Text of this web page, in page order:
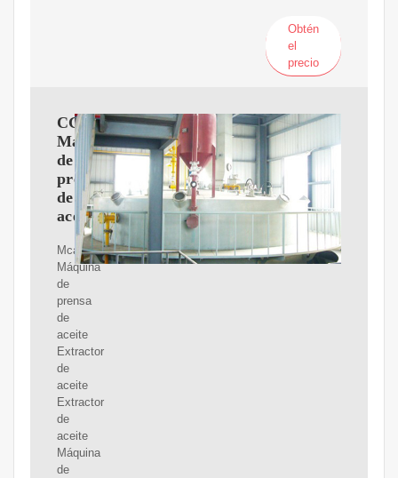
Obtén
el
precio
CGOLDENWALL
Máquina
de
prensa
de
aceite
Mcamgiczin
Máquina
de
prensa
de
aceite
Extractor
de
aceite
Extractor
de
aceite
Máquina
de